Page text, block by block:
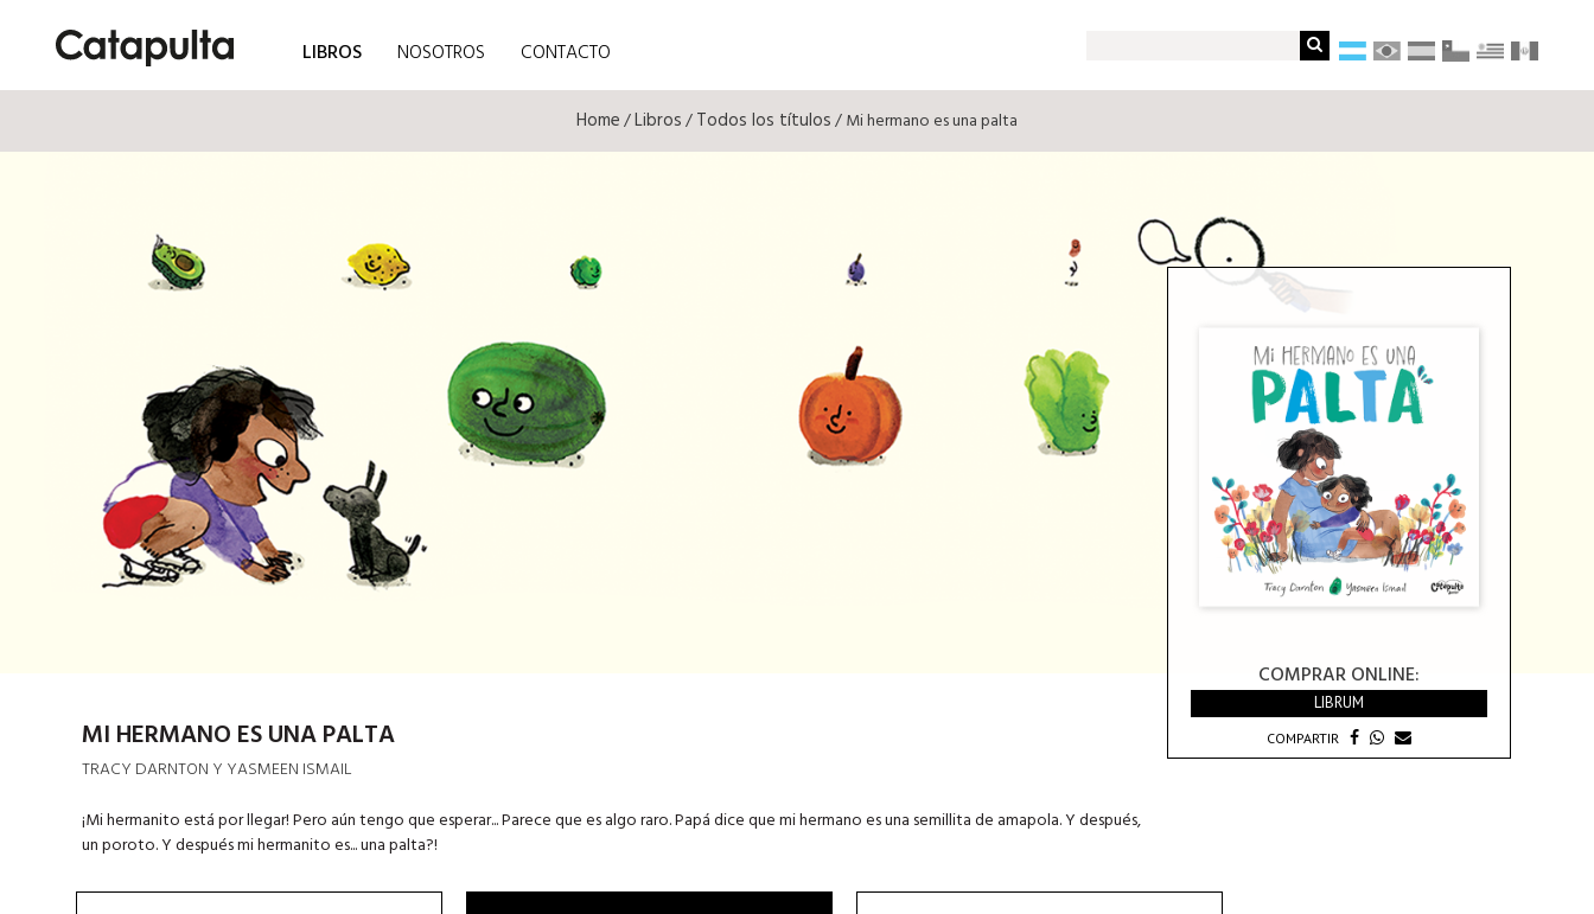
LIBROS NOSOTROS CONTACTO
Home/Libros/Todos los títulos/ Mi hermano es una palta
COMPRAR ONLINE:
LIBRUM
COMPARTIR
MI HERMANO ES UNA PALTA
TRACY DARNTON Y YASMEEN ISMAIL
¡Mi hermanito está por llegar! Pero aún tengo que esperar... Parece que es algo raro. Papá dice que mi hermano es una semillita de amapola. Y después,
un poroto. Y después mi hermanito es... una palta?!